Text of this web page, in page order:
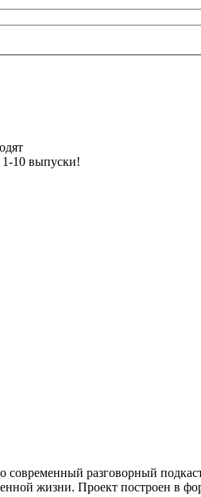
10 выпуски!
разговорный
жизни. Проект построен в